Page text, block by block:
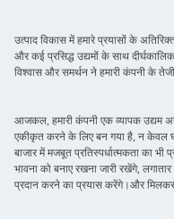
उत्पाद विकास में हमारे प्रयासों के
और कई प्रसिद्ध उद्यमों के साथ
विश्वास और समर्थन ने हमारी कंपनी के
आजकल, हमारी कंपनी एक व्यापक उद्यम
एकीकृत करने के लिए बन गया है, न केवल
बाजार में मजबूत प्रतिस्पर्धात्मकता का
भावना को बनाए रखना जारी रखेंगे,
प्रदान करने का प्रयास करेंगे।और मिलकर